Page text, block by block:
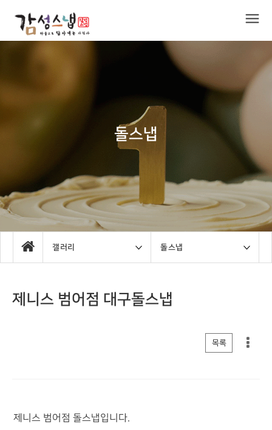
돌스냅
갤러리 돌스냅
제니스 범어점 대구돌스냅
목록
제니스 범어점 돌스냅입니다.